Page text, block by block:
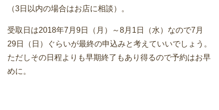
（3日以内の場合はお店に相談）。
受取日は2018年7月9日（月）～8月1日（水）なので7月
29日（日）ぐらいが最終の申込みと考えていいでしょう。
ただしその日程よりも早期終了もあり得るので予約はお早
めに。